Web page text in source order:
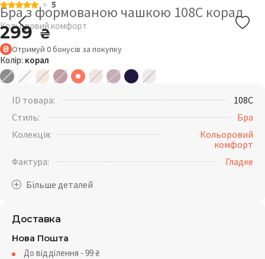
5
Бра з формованою чашкою 108C корал
Кольоровий комфорт
299₴
Отримуй 0бонусів за покупку
Колір: корал
ID товара:
108C
Стиль:
Бра
Колекція:
Кольоровий
комфорт
Фактура:
Гладке
Доставка
Нова Пошта
До відділення - 99₴